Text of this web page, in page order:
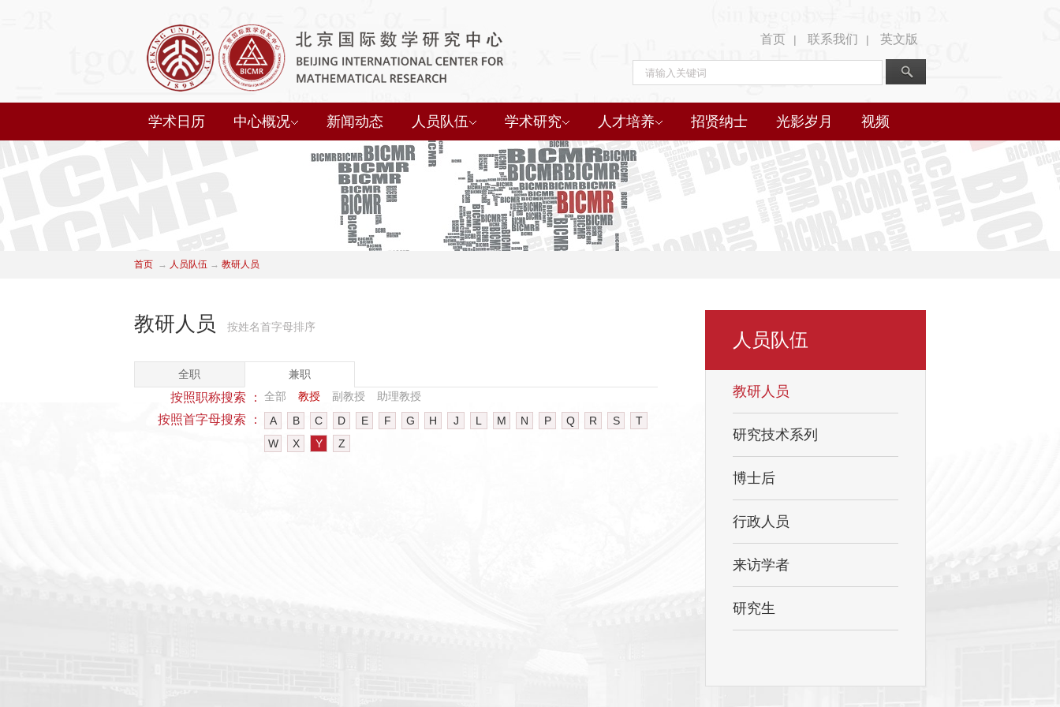
首页 | 联系我们 | 英文版
学术日历 中心概况 新闻动态 人员队伍 学术研究 人才培养 招贤纳士 光影岁月 视频
首页 → 人员队伍 → 教研人员
教研人员 按姓名首字母排序
全职 兼职
按照职称搜索 ： 全部 教授 副教授 助理教授
按照首字母搜索 ： A B C D E F G H J L M N P Q R S
T
W
X Y Z
人员队伍
教研人员
研究技术系列
博士后
行政人员
来访学者
研究生